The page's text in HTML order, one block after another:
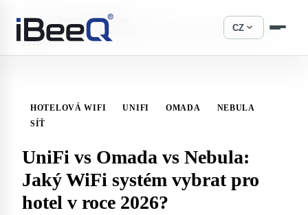
CZ expand_more
Domů Znalostní základna
UniFi vs Omada vs Nebula: Jaký WiFi systém vybrat pro hotel v roce
2026?
HOTELOVÁ WIFI UNIFI OMADA
NEBULA
SÍŤ
UniFi vs Omada vs Nebula:
Jaký WiFi systém vybrat pro
hotel v roce 2026?